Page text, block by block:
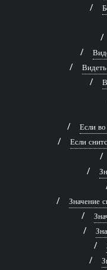
Если
Если
Значение